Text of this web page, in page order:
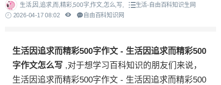
生活,因,追求,而,精彩,500字,作文,怎么,写,
生活-自由百科知识生网
2026-04-17 08:02
自由百科知识网
生活因追求而精彩500字作文 - 生活因追求而精彩500
字作文怎么写 ,对于想学习百科知识的朋友们来说，
生活因追求而精彩500字作文 - 生活因追求而精彩500